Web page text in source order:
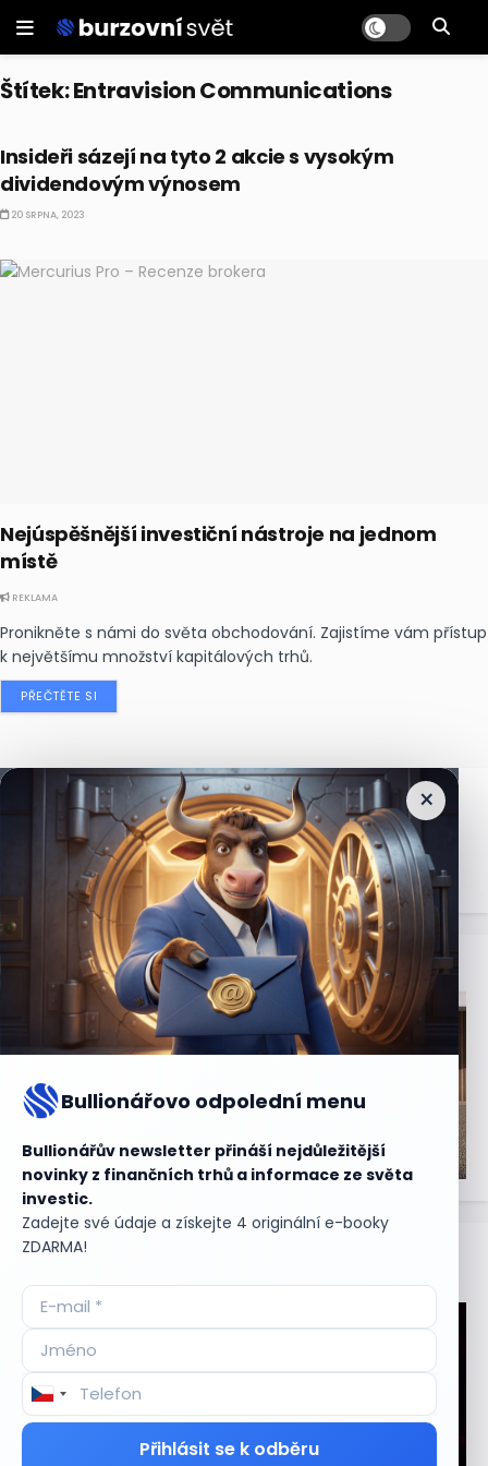
Štítek:Entravision Communications
Insideři sázejí na tyto 2 akcie s vysokým
dividendovým výnosem
20 SRPNA, 2023
Nejúspěšnější investiční nástroje na jednom
místě
REKLAMA
Pronikněte s námi do světa obchodování. Zajistíme vám přístup
k největšímu množství kapitálových trhů.
PŘEČTĚTE SI
×
Bullionářovo odpolední menu
Bullionářův newsletter přináší nejdůležitější
novinky z finančních trhů a informace ze světa
investic.
Zadejte své údaje a získejte 4 originální e-booky
ZDARMA!
Přihlásit se k odběru
Nejčtenějšízprávy
Aktuální